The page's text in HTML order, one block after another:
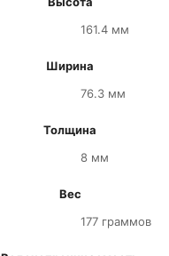
161.4 мм
Ширина
76.3 мм
Толщина
8 мм
Вес
177 граммов